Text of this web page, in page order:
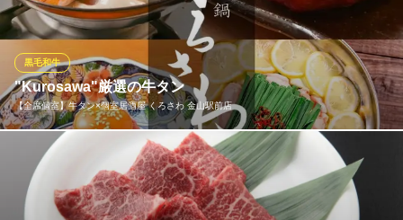
g単位で仕入れているため、リーズナブルにご提供いたします。オ
ープンキッチンでは、豪快に塊肉をカットする様子が見られるこ
とも！注文が入ってから焼き上げる、迫力満点のステーキです。
GRILL DINING＆WINE 金山テラス
カジュアルダイニング
地下鉄名城・名港線金山駅3番出口 徒歩1分
愛知県名古屋市中区金山4-6-25 10F
"Kurosawa"厳選の牛タン
【全席個室】牛タン×個室居酒屋 くろさわ 金山駅前店
黒毛和牛
焼肉とは違い、噛んだ瞬間の食感と味わいを第一に仕上げるの
が、当店流の牛タンの炙り。合わせ薬味には"レモン"、"ね
ぎ"、"青唐辛子味噌"、"ガリ"と牛タンの味わいを更にひき立てる
ための工夫が詰め込まれています。生ビールにもワインにもよく